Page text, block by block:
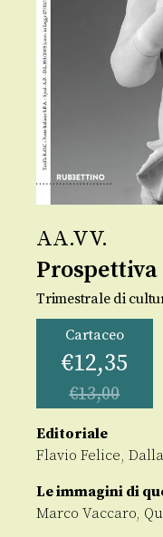
AA.VV.
Prospettiva
Trimestrale di
Cartaceo
€12,35
€13,00
Editoriale
Flavio Felice,
Le immagini di
Marco Vaccaro,